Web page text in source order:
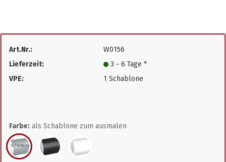
Art.Nr.:
W0156
Lieferzeit:
3 - 6 Tage *
VPE:
1 Schablone
Farbe: als Schablone zum ausmalen